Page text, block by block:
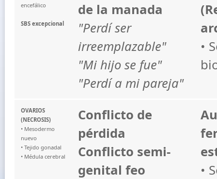
encefálico
SBS excepcional
de la manada
"Perdí ser
irreemplazable"
"Mi hijo se fue"
"Perdí a mi pareja"
•
OVARIOS
(NECROSIS)
• Mesodermo
nuevo
• Tejido gonadal
• Médula cerebral
Conflicto de
pérdida
Conflicto semi-
genital feo
•